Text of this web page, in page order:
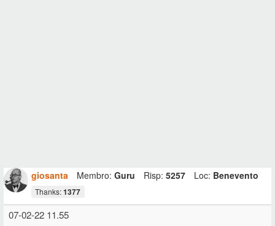
giosanta Membro: Guru Risp: 5257 Loc: Benevento
Thanks:1377
07-02-22 11.55